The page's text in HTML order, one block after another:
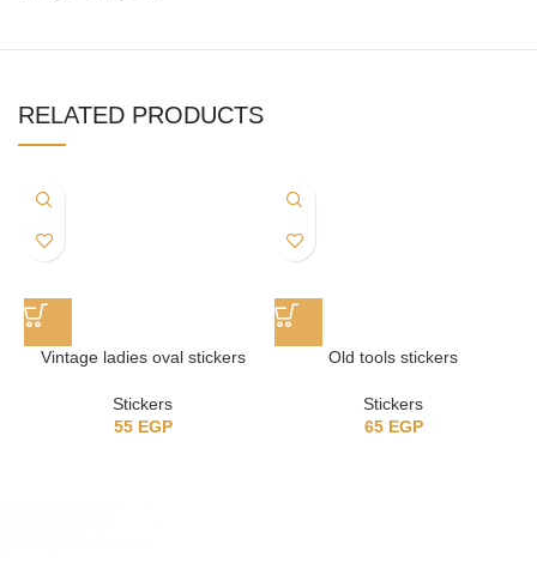
RELATED PRODUCTS
Vintage ladies oval stickers
Stickers
55 EGP
Old tools stickers
Stickers
65 EGP